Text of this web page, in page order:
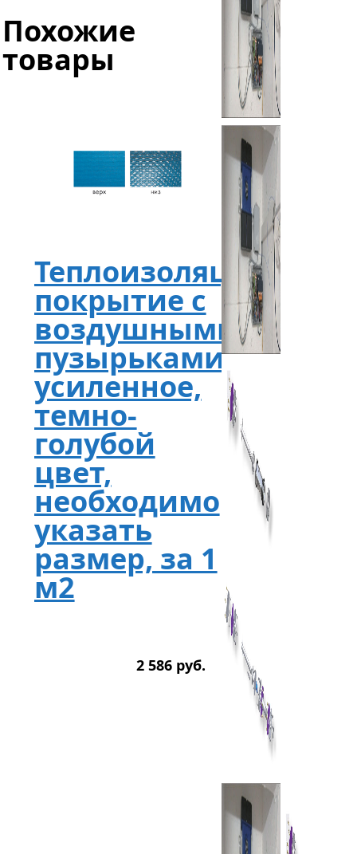
Похожие
товары
Теплоизоляционное
покрытие с
воздушными
пузырьками,
усиленное,
темно-
голубой
цвет,
необходимо
указать
размер, за 1
м2
2 586 руб.